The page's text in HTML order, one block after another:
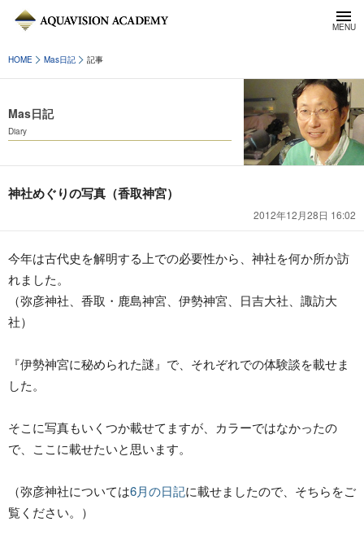
HOME Mas日記 記事
Mas日記
Diary
神社めぐりの写真（香取神宮）
2012年12月28日 16:02
今年は古代史を解明する上での必要性から、神社を何か所か訪
れました。
（弥彦神社、香取・鹿島神宮、伊勢神宮、日吉大社、諏訪大
社）
『伊勢神宮に秘められた謎』で、それぞれでの体験談を載せま
した。
そこに写真もいくつか載せてますが、カラーではなかったの
で、ここに載せたいと思います。
（弥彦神社については6月の日記に載せましたので、そちらをご
覧ください。）